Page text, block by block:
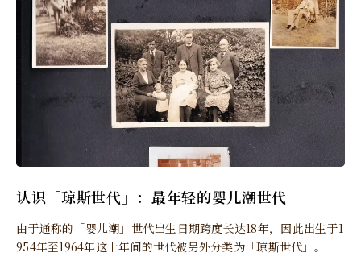
认识「琼斯世代」：最年轻的婴儿潮世代
由于通称的「婴儿潮」世代出生日期跨度长达18年，因此出生于1
954年至1964年这十年间的世代被另外分类为「琼斯世代」。